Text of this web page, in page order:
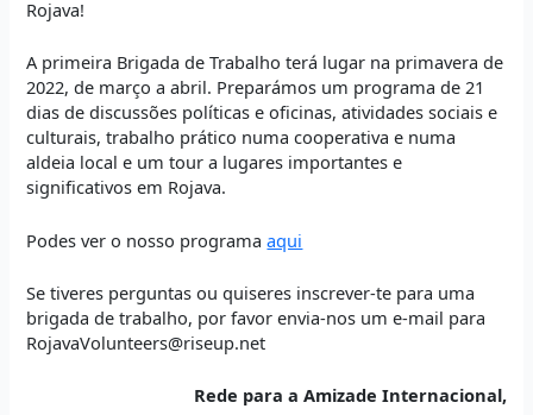
Rojava!
A primeira Brigada de Trabalho terá lugar na primavera de
2022, de março a abril. Preparámos um programa de 21
dias de discussões políticas e oficinas, atividades sociais e
culturais, trabalho prático numa cooperativa e numa
aldeia local e um tour a lugares importantes e
significativos em Rojava.
Podes ver o nosso programaaqui
Se tiveres perguntas ou quiseres inscrever-te para uma
brigada de trabalho, por favor envia-nos um e-mail para
RojavaVolunteers@riseup.net
Rede para a Amizade Internacional,